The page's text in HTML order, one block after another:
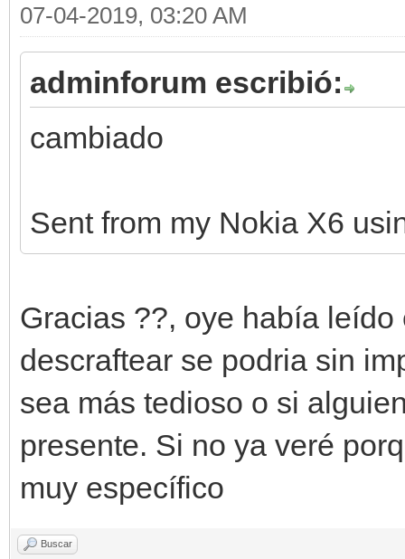
07-04-2019, 03:20 AM
adminforum escribió:
cambiado
Sent from my Nokia X6
Gracias ??, oye había
descraftear se podria sin
sea más tedioso o si
presente. Si no ya veré
muy específico
Buscar